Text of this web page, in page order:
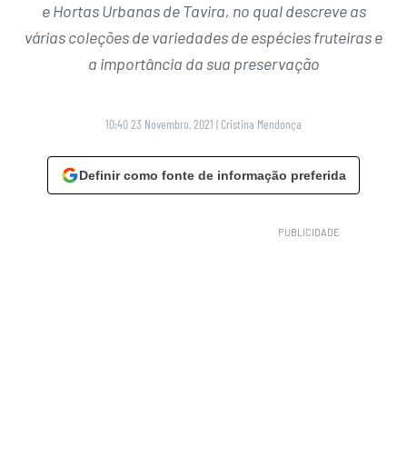
e Hortas Urbanas de Tavira, no qual descreve as
várias coleções de variedades de espécies fruteiras e
a importância da sua preservação
10:40 23 Novembro, 2021 | Cristina Mendonça
Definir como fonte de informação preferida